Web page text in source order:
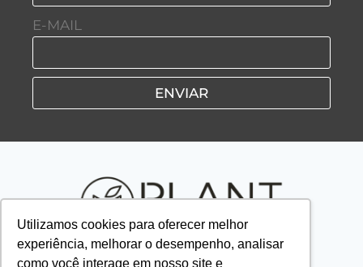
Utilizamos cookies para oferecer melhor
experiência, melhorar o desempenho, analisar
como você interage em nosso site e
E-MAIL
ENVIAR